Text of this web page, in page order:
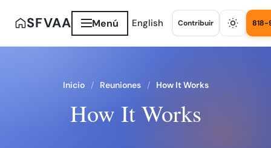
SFVAA Menú English Contribuir 818-
Inicio Reuniones How It Works
How It Works